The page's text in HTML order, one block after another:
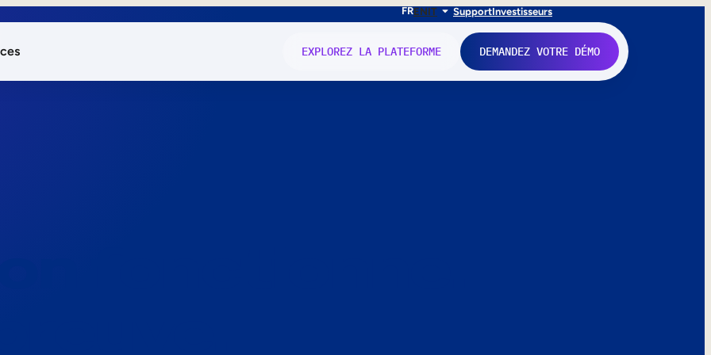
FRENIT SupportInvestisseurs
EXPLOREZ LA PLATEFORME DEMANDEZ VOTRE DÉMO